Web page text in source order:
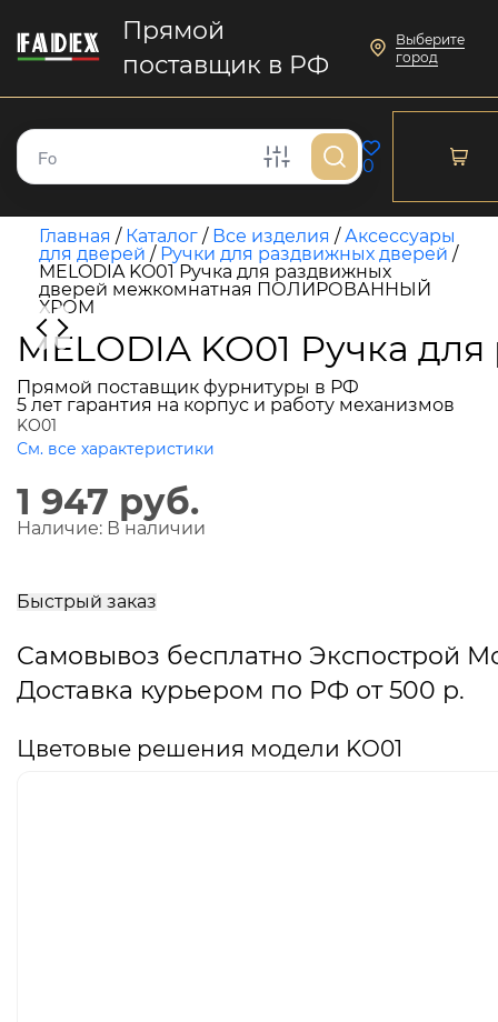
Прямой
поставщик в РФ
Выберите
город
0
Главная / Каталог / Все изделия /Аксессуары
для дверей / Ручки для раздвижных дверей /
MELODIA KO01 Ручка для раздвижных
дверей межкомнатная ПОЛИРОВАННЫЙ
ХРОМ
MELODIA KO01 Ручка
Прямой поставщик фурнитуры в РФ
5 лет гарантия на корпус и работу механизмов
KO01
См. все характеристики
1 947 руб.
Наличие: В наличии
Быстрый заказ
Самовывоз бесплатно Экспострой
Доставка курьером по РФ от 500 р.
Цветовые решения модели KO01